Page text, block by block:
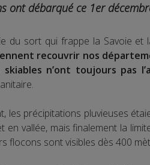
ont débarqué ce 1er
du sort qui frappe la Savoie
recouvrir nos
skiables n’ont toujours pas
les précipitations pluvieuses
en vallée, mais finalement la
flocons sont visibles dès 400